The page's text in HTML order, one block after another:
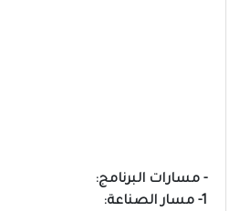
- مسارات البرنامج:
1- مسار الصناعة: